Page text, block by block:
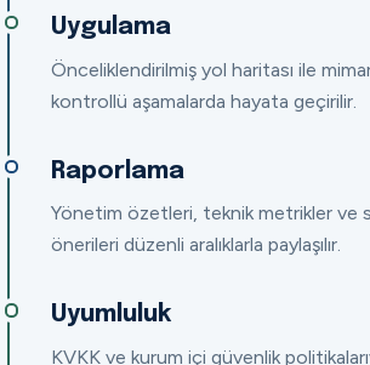
Uygulama
Önceliklendirilmiş yol haritası ile
kontrollü aşamalarda hayata geçirilir.
Raporlama
Yönetim özetleri, teknik metrikler ve
önerileri düzenli aralıklarla paylaşılır.
Uyumluluk
KVKK ve kurum içi güvenlik